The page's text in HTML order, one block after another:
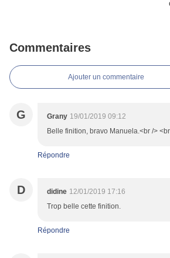
Commentaires
Ajouter un commentaire
G Grany 19/01/2019 09:12
Belle finition, bravo Manuela.<br />
Répondre
D didine 12/01/2019 17:16
Trop belle cette finition.
Répondre